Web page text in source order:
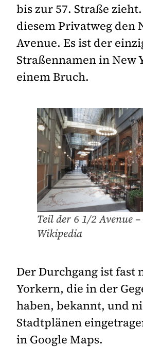
bis zur 57. Straße
diesem Privatweg den
Avenue. Es ist der
Straßennamen in New
einem Bruch.
Teil der 6 1/2 Avenue –
Wikipedia
Der Durchgang ist fast
Yorkern, die in der
haben, bekannt, und
Stadtplänen
in Google Maps.